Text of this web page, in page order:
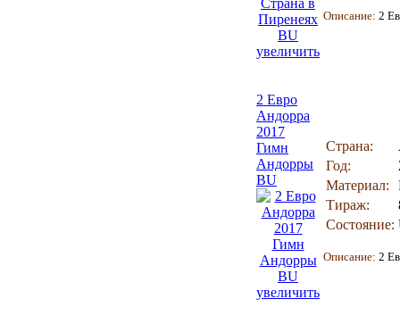
увеличить
Описание: 2
2 Евро
Андорра
2017
Гимн
Андорры
BU
увеличить
Страна:
Год:
Материал:
Тираж:
Состояние:
Описание: 2